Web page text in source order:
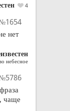
4
нет
небесное
чаще